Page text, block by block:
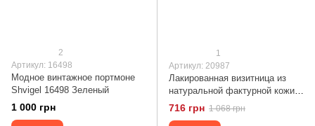
2
Артикул: 16498
Модное винтажное портмоне
Shvigel 16498 Зеленый
1 000 грн
1
Артикул: 20987
Лакированная визитница из
натуральной фактурной кожи
под змею KARYA 20987
Зеленый
716 грн 1 068 грн